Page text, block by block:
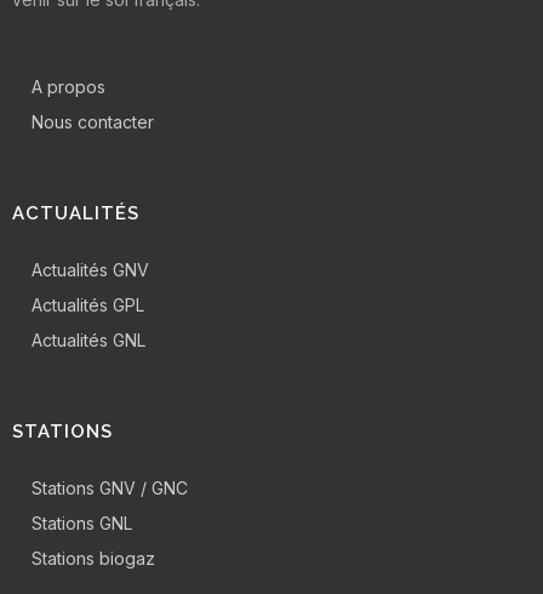
A propos
Nous contacter
ACTUALITÉS
Actualités GNV
Actualités GPL
Actualités GNL
STATIONS
Stations GNV / GNC
Stations GNL
Stations biogaz